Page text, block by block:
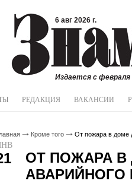
6 авг 2026 г.
Издается с февраля
РЕДАКЦИЯ ВАКАНСИИ
Кроме того От пожара в доме
ОТ ПОЖАРА В
АВАРИЙНОГО